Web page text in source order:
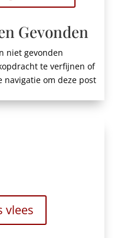
Gevonden
niet gevonden
te verfijnen of
navigatie om deze post
vlees